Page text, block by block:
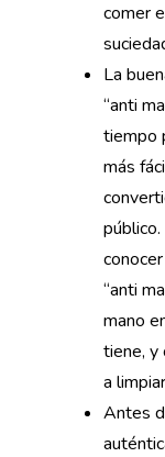
comer
La
“anti
tiempo
más
“anti
mano
tiene, y
a
Antes